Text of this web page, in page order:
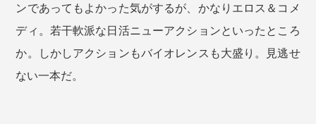
ンであってもよかった気がするが、かなりエロス＆コメ
ディ。若干軟派な日活ニューアクションといったところ
か。しかしアクションもバイオレンスも大盛り。見逃せ
ない一本だ。